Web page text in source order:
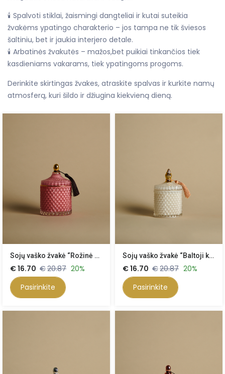
🕯️ Spalvoti stiklai, žaismingi dangteliai ir kutai suteikia
žvakėms ypatingo charakterio – jos tampa ne tik šviesos
šaltiniu, bet ir jaukia interjero detale.
🕯️ Arbatinės žvakutės – mažos,bet puikiai tinkančios tiek
kasdieniams vakarams, tiek ypatingoms progoms.
Derinkite skirtingas žvakes, atraskite spalvas ir kurkite namų
atmosferą, kuri šildo ir džiugina kiekvieną dieną.
Sojų vaško žvakė “Rožinė Klasika”, 500 ml
€16.70 €20.87 20%
Pasirinkite
Sojų vaško žvakė “Baltoji klasika” 500 ml
€16.70 €20.87 20%
Pasirinkite